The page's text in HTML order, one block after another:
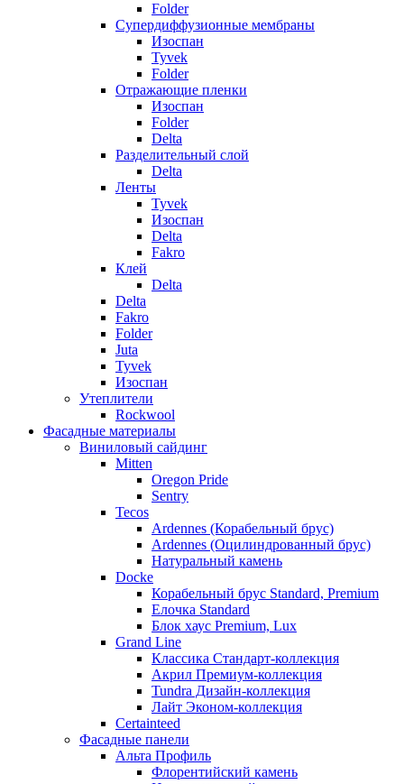
Folder
Супердиффузионные мембраны
Изоспан
Tyvek
Folder
Отражающие пленки
Изоспан
Folder
Delta
Разделительный слой
Delta
Ленты
Tyvek
Изоспан
Delta
Fakro
Клей
Delta
Delta
Fakro
Folder
Juta
Tyvek
Изоспан
Утеплители
Rockwool
Фасадные материалы
Виниловый сайдинг
Mitten
Oregon Pride
Sentry
Tecos
Ardennes (Корабельный брус)
Ardennes (Оцилиндрованный брус)
Натуральный камень
Docke
Корабельный брус Standard, Premium
Елочка Standard
Блок хаус Premium, Lux
Grand Line
Классика Стандарт-коллекция
Акрил Премиум-коллекция
Tundra Дизайн-коллекция
Лайт Эконом-коллекция
Certainteed
Фасадные панели
Альта Профиль
Флорентийский камень